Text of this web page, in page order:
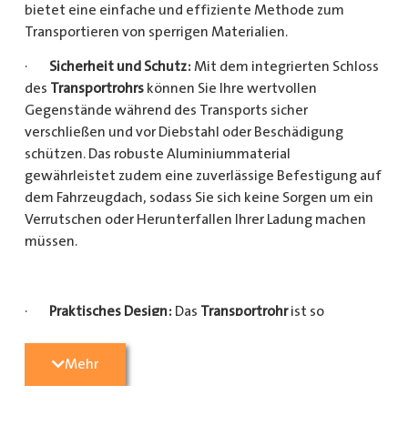
bietet eine einfache und effiziente Methode zum
Transportieren von sperrigen Materialien.
· Sicherheit und Schutz: Mit dem integrierten Schloss
des Transportrohrskönnen Sie Ihre wertvollen
Gegenstände während des Transports sicher
verschließen und vor Diebstahl oder Beschädigung
schützen. Das robuste Aluminiummaterial
gewährleistet zudem eine zuverlässige Befestigung auf
dem Fahrzeugdach, sodass Sie sich keine Sorgen um ein
Verrutschen oder Herunterfallen Ihrer Ladung machen
müssen.
· Praktisches Design: Das Transportrohrist so
Gegenständen sicher und einfach transportieren kann
Mehr